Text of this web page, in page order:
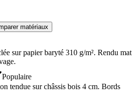
matériaux
sur papier baryté 310 g/m². Rendu mat
Populaire
tendue sur châssis bois 4 cm. Bords